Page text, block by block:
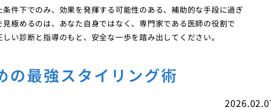
件下でのみ、効果を発揮する可能性のある、補助的な手段に過ぎ
極めるのは、あなた自身ではなく、専門家である医師の役割で
い診断と指導のもと、安全な一歩を踏み出してください。
の最強スタイリング術